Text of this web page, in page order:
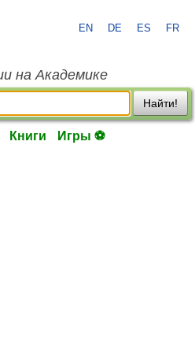
EN DE ES FR
на Академике
Найти!
Книги Игры ⚽